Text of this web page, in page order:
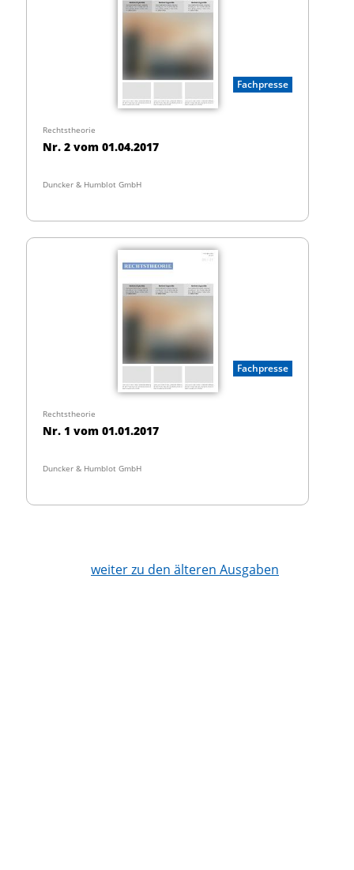
Fachpresse
Rechtstheorie
Nr. 2 vom 01.04.2017
Duncker & Humblot GmbH
Fachpresse
Rechtstheorie
Nr. 1 vom 01.01.2017
Duncker & Humblot GmbH
weiter zu den älteren Ausgaben